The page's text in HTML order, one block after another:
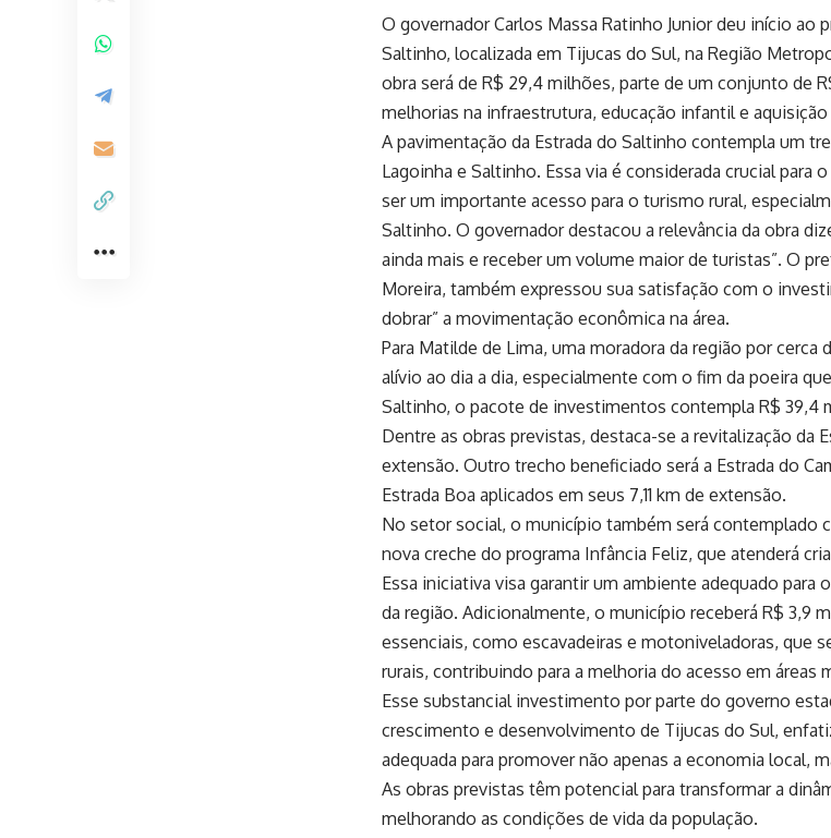
O governador Carlos Massa Ratinho Junior deu início ao
Saltinho, localizada em Tijucas do Sul, na Região
obra será de R$ 29,4 milhões, parte de um conjunto de
melhorias na infraestrutura, educação infantil e
A pavimentação da Estrada do Saltinho contempla um
Lagoinha e Saltinho. Essa via é considerada crucial
ser um importante acesso para o turismo rural,
Saltinho. O governador destacou a relevância da obra
ainda mais e receber um volume maior de turistas”. O
Moreira, também expressou sua satisfação com o
dobrar” a movimentação econômica na área.
Para Matilde de Lima, uma moradora da região por
alívio ao dia a dia, especialmente com o fim da poeira
Saltinho, o pacote de investimentos contempla R$ 39,4
Dentre as obras previstas, destaca-se a revitalização da
extensão. Outro trecho beneficiado será a Estrada do
Estrada Boa aplicados em seus 7,11 km de extensão.
No setor social, o município também será contemplado
nova creche do programa Infância Feliz, que atenderá
Essa iniciativa visa garantir um ambiente adequado
da região. Adicionalmente, o município receberá R$ 3,9
essenciais, como escavadeiras e motoniveladoras, que
rurais, contribuindo para a melhoria do acesso em áreas
Esse substancial investimento por parte do governo
crescimento e desenvolvimento de Tijucas do Sul,
adequada para promover não apenas a economia local,
As obras previstas têm potencial para transformar a
melhorando as condições de vida da população.